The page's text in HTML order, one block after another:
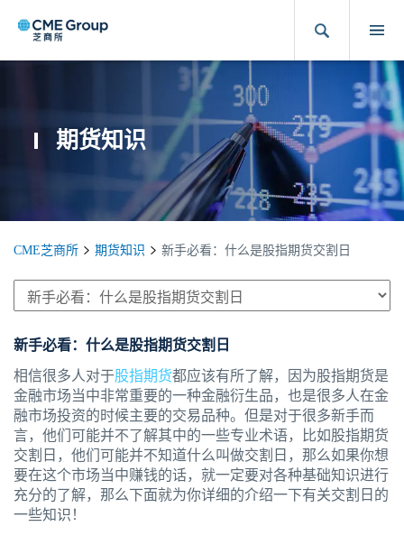
期货知识
CME芝商所 期货知识 新手必看：什么是股指期货交割日
新手必看：什么是股指期货交割日
相信很多人对于股指期货都应该有所了解，因为股指期货是
金融市场当中非常重要的一种金融衍生品，也是很多人在金
融市场投资的时候主要的交易品种。但是对于很多新手而
言，他们可能并不了解其中的一些专业术语，比如股指期货
交割日，他们可能并不知道什么叫做交割日，那么如果你想
要在这个市场当中赚钱的话，就一定要对各种基础知识进行
充分的了解，那么下面就为你详细的介绍一下有关交割日的
一些知识！